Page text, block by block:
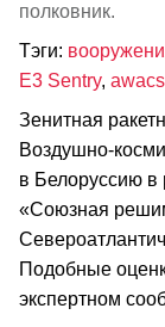
полковник.
Тэги:
E3 Sentry, awacs
Зенитная
Воздушно-
в Белоруссию в
«Союзная
Подобные
экспертном